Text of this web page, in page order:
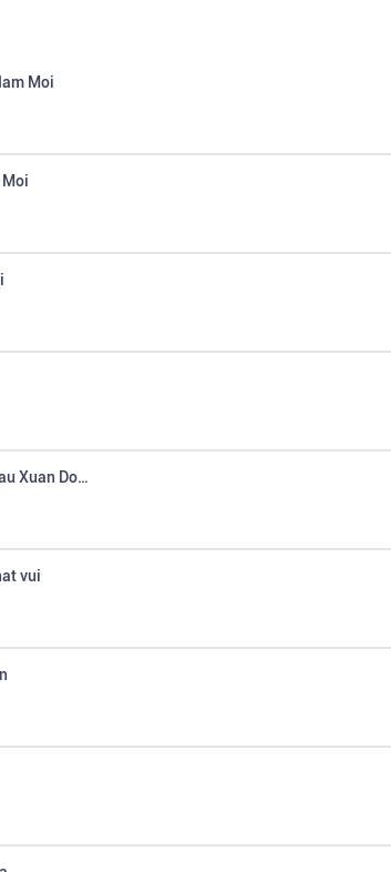
Moi
LK Canh Thiep Dau Xuan Don Xuan
vui